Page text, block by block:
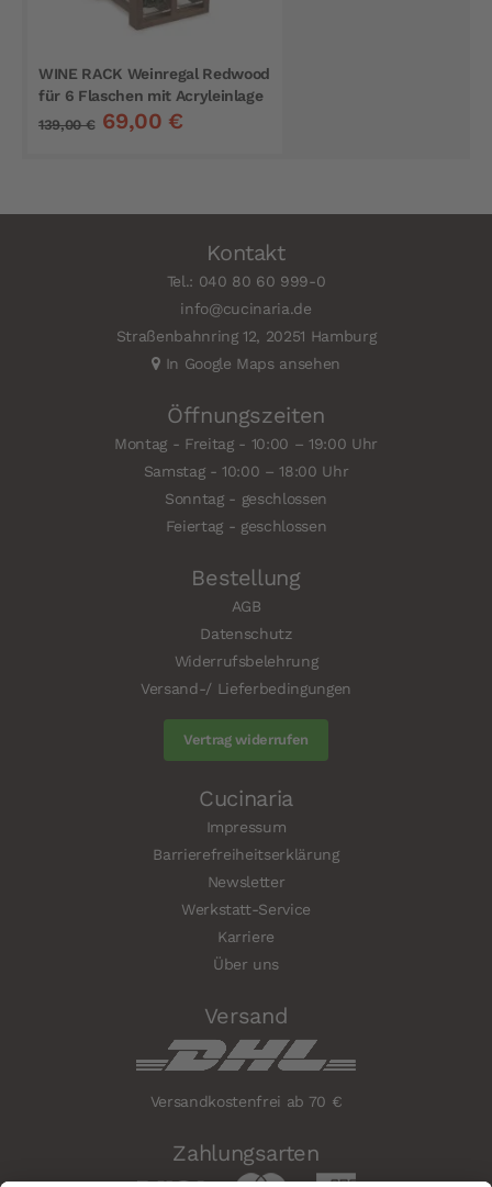
WINE RACK Weinregal Redwood
für 6 Flaschen mit Acryleinlage
69,00 €
139,00 €
Kontakt
Tel.: 040 80 60 999-0
info@cucinaria.de
Straßenbahnring 12, 20251 Hamburg
In Google Maps ansehen
Öffnungszeiten
Montag - Freitag - 10:00 – 19:00 Uhr
Samstag - 10:00 – 18:00 Uhr
Sonntag - geschlossen
Feiertag - geschlossen
Bestellung
AGB
Datenschutz
Widerrufsbelehrung
Versand-/ Lieferbedingungen
Vertrag widerrufen
Cucinaria
Impressum
Barrierefreiheitserklärung
Newsletter
Werkstatt-Service
Karriere
Über uns
Versand
Versandkostenfrei ab 70 €
Zahlungsarten